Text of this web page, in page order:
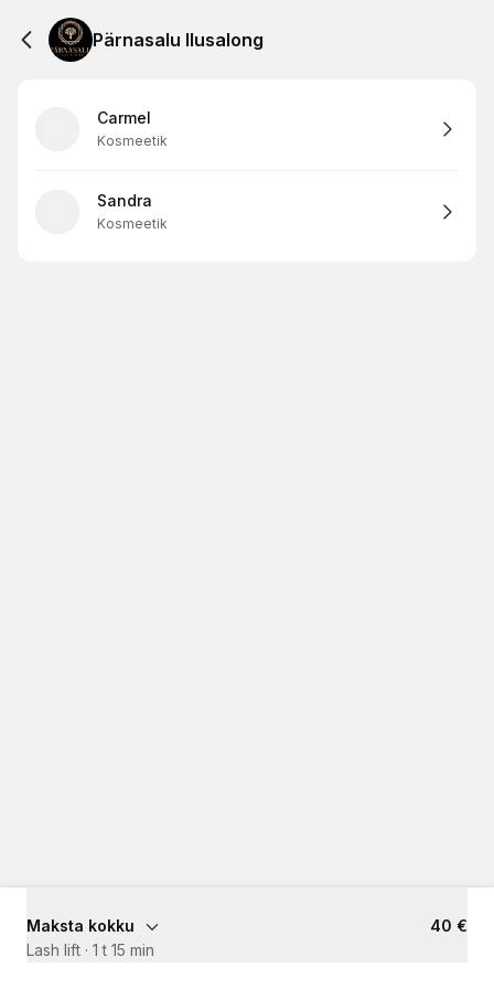
Pärnasalu Ilusalong
Carmel
Kosmeetik
Sandra
Kosmeetik
Maksta kokku
40 €
Lash lift · 1 t 15 min